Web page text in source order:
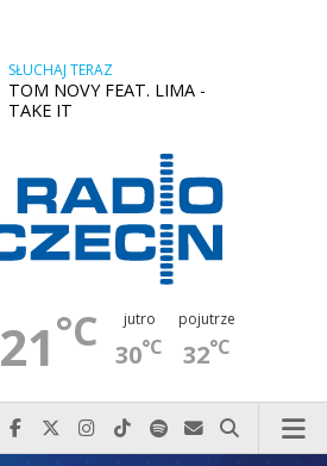
SŁUCHAJ TERAZ
TOM NOVY FEAT. LIMA -
TAKE IT
21°C jutro
30°C
pojutrze
32°C
Najlepiej po prostu do nas zadzwoń
Odwiedź nas na Facebook-u
Odwiedź nas na X
Odwiedź nas na Instagram-ie
Odwiedź nas na TikTok-u
Szukaj nas na Spotify
Wyślij do nas
Szukaj